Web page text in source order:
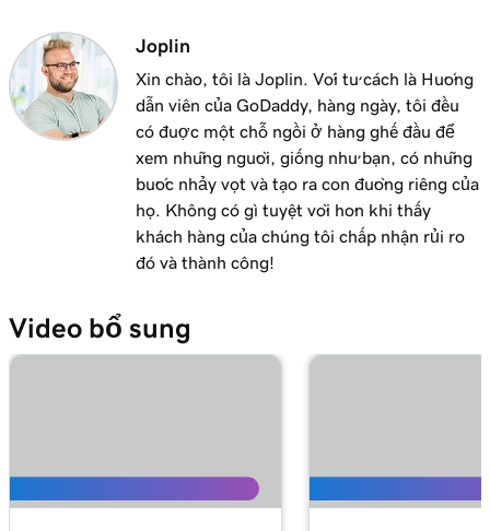
Bài học 11 (trong số 11)
Thêm bản nhạc hoặc danh sách nhạc vào
website của bạn
Joplin
Xin chào, tôi là Joplin. Với tư cách là Hướng
dẫn viên của GoDaddy, hàng ngày, tôi đều
có được một chỗ ngồi ở hàng ghế đầu để
xem những người, giống như bạn, có những
bước nhảy vọt và tạo ra con đường riêng của
họ. Không có gì tuyệt vời hơn khi thấy
khách hàng của chúng tôi chấp nhận rủi ro
đó và thành công!
Video bổ sung